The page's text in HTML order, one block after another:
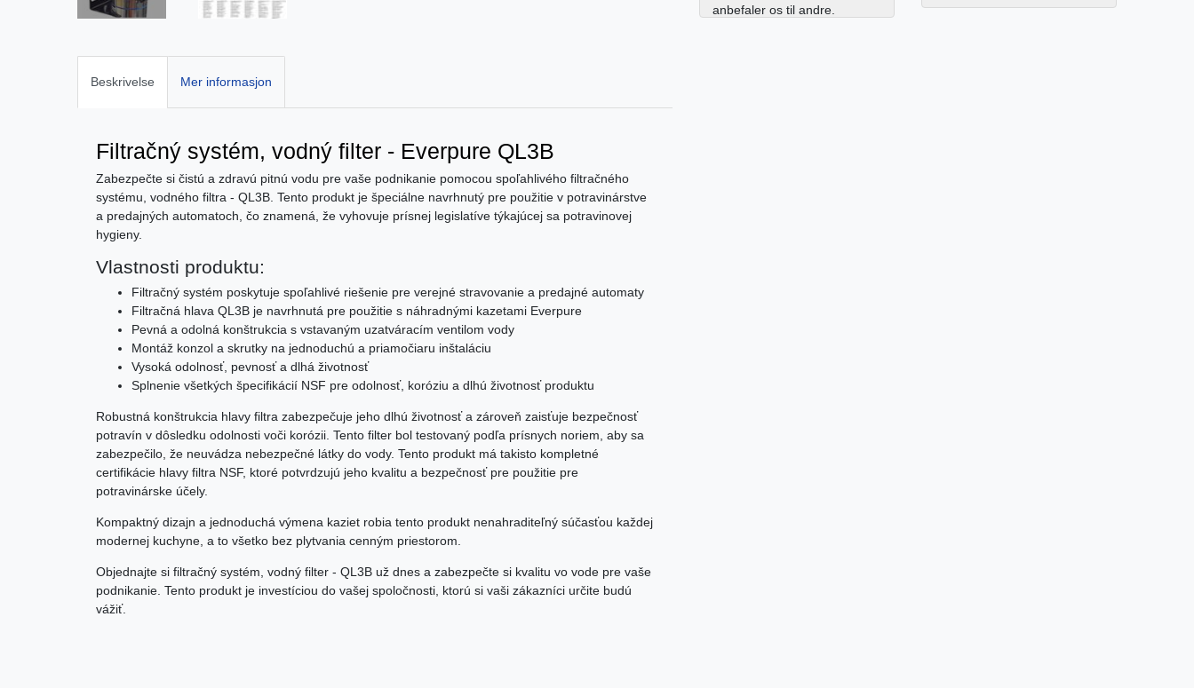
Beskrivelse Mer informasjon
Filtračný systém, vodný filter - Everpure QL3B
Zabezpečte si čistú a zdravú pitnú vodu pre vaše podnikanie pomocou spoľahlivého filtračného
systému, vodného filtra - QL3B. Tento produkt je špeciálne navrhnutý pre použitie v potravinárstve
a predajných automatoch, čo znamená, že vyhovuje prísnej legislatíve týkajúcej sa potravinovej
hygieny.
Vlastnosti produktu:
Filtračný systém poskytuje spoľahlivé riešenie pre verejné stravovanie a predajné automaty
Filtračná hlava QL3B je navrhnutá pre použitie s náhradnými kazetami Everpure
Pevná a odolná konštrukcia s vstavaným uzatváracím ventilom vody
Montáž konzol a skrutky na jednoduchú a priamočiaru inštaláciu
Vysoká odolnosť, pevnosť a dlhá životnosť
Splnenie všetkých špecifikácií NSF pre odolnosť, koróziu a dlhú životnosť produktu
Robustná konštrukcia hlavy filtra zabezpečuje jeho dlhú životnosť a zároveň zaisťuje bezpečnosť
potravín v dôsledku odolnosti voči korózii. Tento filter bol testovaný podľa prísnych noriem, aby sa
zabezpečilo, že neuvádza nebezpečné látky do vody. Tento produkt má takisto kompletné
certifikácie hlavy filtra NSF, ktoré potvrdzujú jeho kvalitu a bezpečnosť pre použitie pre
potravinárske účely.
Kompaktný dizajn a jednoduchá výmena kaziet robia tento produkt nenahraditeľný súčasťou každej
modernej kuchyne, a to všetko bez plytvania cenným priestorom.
Objednajte si filtračný systém, vodný filter - QL3B už dnes a zabezpečte si kvalitu vo vode pre vaše
podnikanie. Tento produkt je investíciou do vašej spoločnosti, ktorú si vaši zákazníci určite budú
vážiť.
anbefaler os til andre.